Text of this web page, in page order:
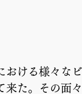
ける様々な
来た。その面